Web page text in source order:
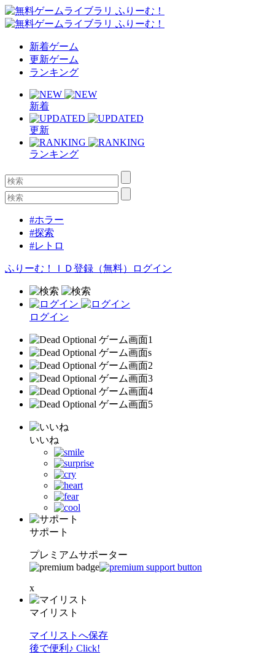
新着ゲーム
更新ゲーム
ランキング
新着
更新
ランキング
#ホラー
#探索
#レトロ
ふりーむ！ＩＤ登録（無料） ログイン
ログイン
いいね
サポート
プレミアムサポーター
x
マイリスト
マイリストへ保存
後で便利♪ Click!